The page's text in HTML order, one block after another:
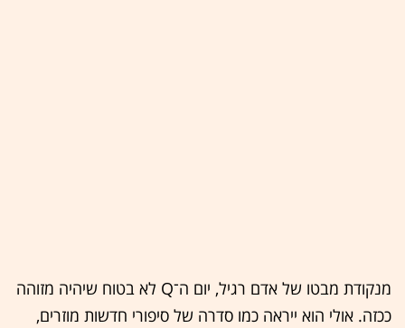
מנקודת מבטו של אדם רגיל, יום ה־Q לא בטוח שיהיה מזוהה
ככזה. אולי הוא ייראה כמו סדרה של סיפורי חדשות מוזרים,